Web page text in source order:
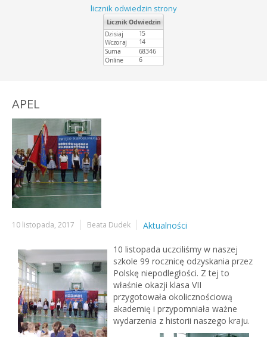
licznik odwiedzin strony
APEL
10 listopada, 2017 Beata Dudek Aktualności
10 listopada uczciliśmy w naszej
szkole 99 rocznicę odzyskania przez
Polskę niepodległości. Z tej to
właśnie okazji klasa VII
przygotowała okolicznościową
akademię i przypomniała ważne
wydarzenia z historii naszego kraju.